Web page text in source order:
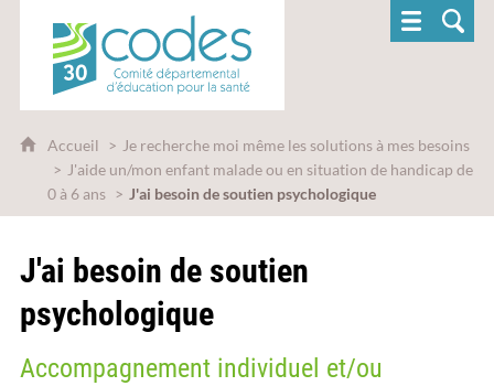
CoDES 30 - Comité départemental
Accueil
Je recherche moi même les solutions à mes besoins
J'aide un/mon enfant malade ou en situation de handicap de
0 à 6 ans
J'ai besoin de soutien psychologique
J'ai besoin de soutien
psychologique
Accompagnement individuel et/ou